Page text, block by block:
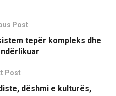
Post
tepër kompleks dhe
Post
dëshmi e kulturës,